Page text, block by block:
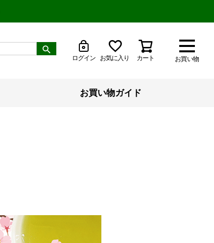
お買い物
ログイン お気に入り カート
お買い物ガイド